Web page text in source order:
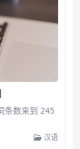
条数来到 245
汉语